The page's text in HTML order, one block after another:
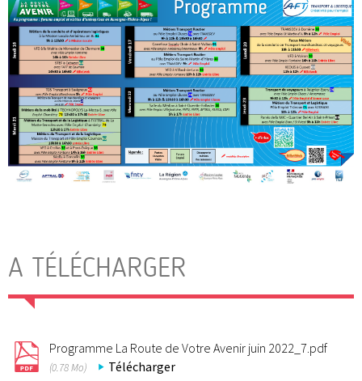
A TÉLÉCHARGER
Programme La Route de Votre Avenir juin 2022_7.pdf
(0.78 Mo) Télécharger